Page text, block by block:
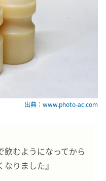
出典：www.photo-ac.com
飲むようになってから
りました』